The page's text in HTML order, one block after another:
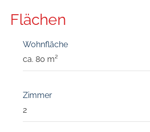
Flächen
Wohnfläche
ca. 80 m²
Zimmer
2